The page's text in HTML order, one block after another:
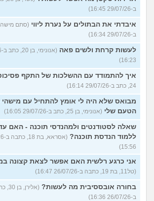
ב-29/07/26 16:45)
איבדתי את הבתולים על נערת ליווי
ב-29/07/26 16:34)
לעשות קרחת ולשים פאה
16:23)
איך להתמודד עם ההשלכות של התקף
24, כתב ב-29/07/26 16:14)
מבואס שלא היה לי אומץ להתחיל עם מישהי
הטעם שלי (אנונימי, בן 25, כתב ב-29/07/26 16:05)
שאלה לסטודנטים ולמהנדסי תוכנה - האם
ללמוד הנדסת תוכנה?
15:56)
אני כרגע רלשית האם אפשר לצאת קצונה
(טל11, בת 19, כתבה ב-26/07/26 16:47)
בחורה אובססיבית מה לעשות?
(אלירן,
ב-26/07/26 16:36)